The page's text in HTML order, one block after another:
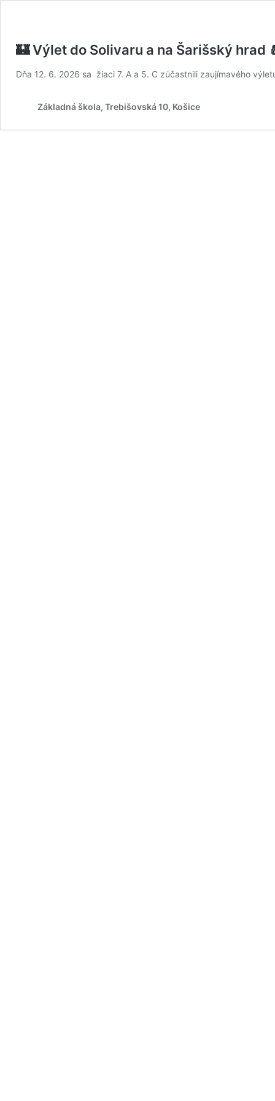
🏰 Výlet do Solivaru a na Šarišský hrad
Dňa 12. 6. 2026 sa žiaci 7. A a 5. C zúčastnili zaujímavého
Základná škola, Trebišovská 10, Košice